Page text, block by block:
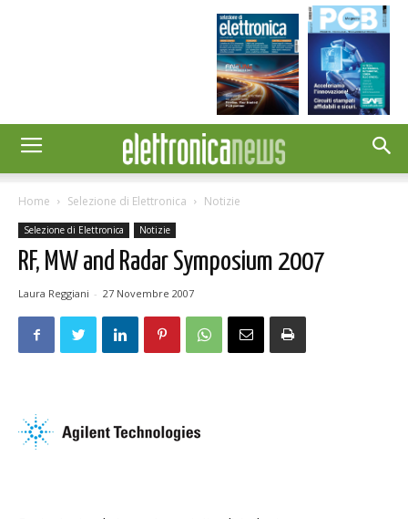
Home Selezione di Elettronica Notizie
Selezione di Elettronica Notizie
RF, MW and Radar Symposium 2007
Laura Reggiani - 27 Novembre 2007